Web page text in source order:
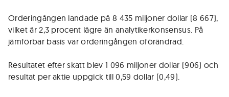
Orderingången landade på 8 435 miljoner dollar (8 667),
vilket är 2,3 procent lägre än analytikerkonsensus. På
jämförbar basis var orderingången oförändrad.
Resultatet efter skatt blev 1 096 miljoner dollar (906) och
resultat per aktie uppgick till 0,59 dollar (0,49).